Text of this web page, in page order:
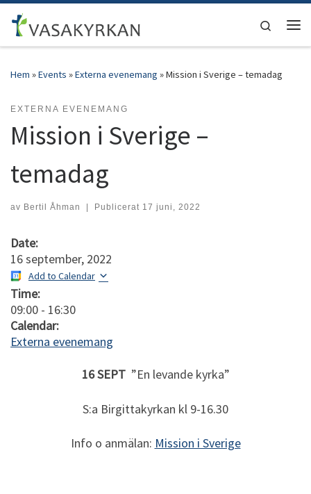
Hoppa till innehåll
Search
Hem »Events »Externa evenemang »Mission i Sverige – temadag
EXTERNA EVENEMANG
Mission i Sverige –
temadag
av Bertil Åhman | Publicerat 17 juni, 2022
Date:
16 september, 2022
Add to Calendar
Time:
09:00 - 16:30
Calendar:
Externa evenemang
16 SEPT”En levande kyrka”
S:a Birgittakyrkan kl 9-16.30
Info o anmälan: Mission i Sverige